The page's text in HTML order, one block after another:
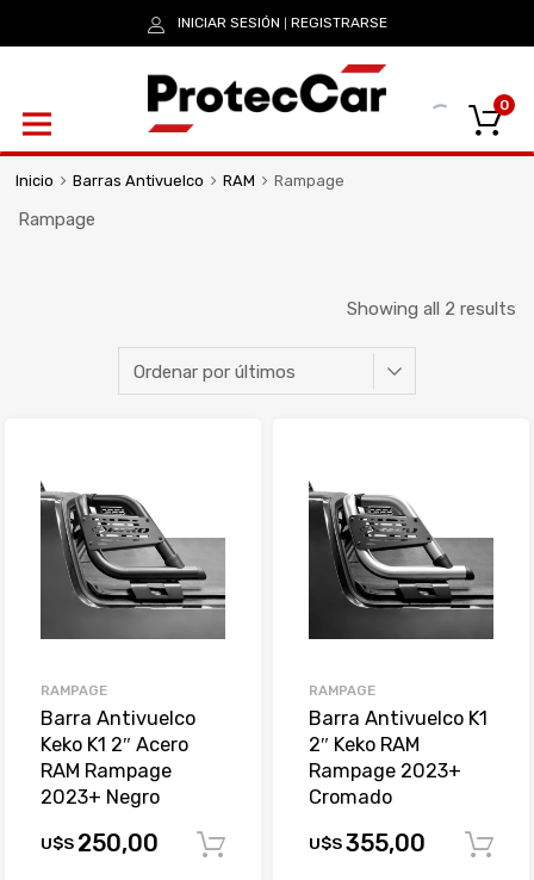
INICIAR SESIÓN REGISTRARSE
0
Inicio Barras Antivuelco RAM Rampage
Rampage
Showing all 2 results
RAMPAGE
Barra Antivuelco
Keko K1 2″ Acero
RAM Rampage
2023+ Negro
U$S 250,00 Comprar
RAMPAGE
Barra Antivuelco K1
2″ Keko RAM
Rampage 2023+
Cromado
U$S355,00